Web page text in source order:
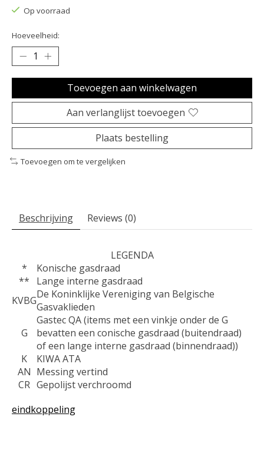
Op voorraad
Hoeveelheid:
Toevoegen aan winkelwagen
Aan verlanglijst toevoegen
Plaats bestelling
Toevoegen om te vergelijken
Beschrijving Reviews (0)
LEGENDA
*
Konische gasdraad
**
Lange interne gasdraad
KVBGDe Koninklijke Vereniging van Belgische
Gasvaklieden
G
Gastec QA (items met een vinkje onder de G
bevatten een conische gasdraad (buitendraad)
of een lange interne gasdraad (binnendraad))
K
KIWA ATA
AN Messing vertind
CR Gepolijst verchroomd
eindkoppeling